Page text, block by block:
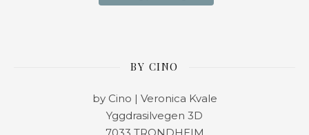
BY CINO
by Cino | Veronica Kvale
Yggdrasilvegen 3D